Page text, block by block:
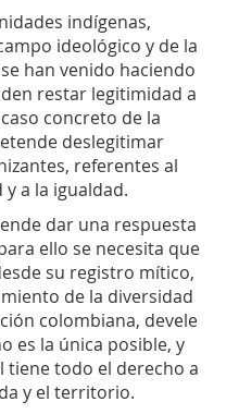
indígenas,
ideológico y de la
han venido haciendo
restar legitimidad a
concreto de la
deslegitimar
referentes al
a la igualdad.
dar una respuesta
ello se necesita que
su registro mítico,
de la diversidad
colombiana, devele
es la única posible, y
todo el derecho a
y el territorio.